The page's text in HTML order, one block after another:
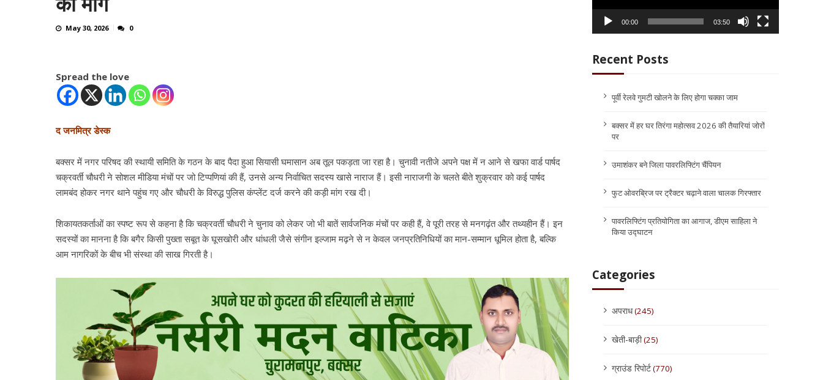
May 30, 2026 0
Spread the love
द जनमित्र डेस्क
बक्सर में नगर परिषद की स्थायी समिति के गठन के बाद पैदा हुआ सियासी घमासान अब तूल पकड़ता जा रहा है। चुनावी नतीजे अपने पक्ष में न आने से खफा वार्ड पार्षद
चक्रवर्ती चौधरी ने सोशल मीडिया मंचों पर जो टिप्पणियां की हैं, उनसे अन्य निर्वाचित सदस्य खासे नाराज हैं। इसी नाराजगी के चलते बीते शुक्रवार को कई पार्षद
लामबंद होकर नगर थाने पहुंच गए और चौधरी के विरुद्ध पुलिस कंप्लेंट दर्ज करने की कड़ी मांग रख दी।
शिकायतकर्ताओं का स्पष्ट रूप से कहना है कि चक्रवर्ती चौधरी ने चुनाव को लेकर जो भी बातें सार्वजनिक मंचों पर कही हैं, वे पूरी तरह से मनगढ़ंत और तथ्यहीन हैं। इन
सदस्यों का मानना है कि बगैर किसी पुख्ता सबूत के घूसखोरी और धांधली जैसे संगीन इल्जाम मढ़ने से न केवल जनप्रतिनिधियों का मान-सम्मान धूमिल होता है, बल्कि
आम नागरिकों के बीच भी संस्था की साख गिरती है।
00:00 03:50
Recent Posts
पूर्वी रेलवे गुमटी खोलने के लिए होगा चक्का जाम
बक्सर में हर घर तिरंगा महोत्सव 2026 की तैयारियां जोरों
पर
उमाशंकर बने जिला पावरलिफ्टिंग चैंपियन
फुट ओवरब्रिज पर ट्रैक्टर चढ़ाने वाला चालक गिरफ्तार
पावरलिफ्टिंग प्रतियोगिता का आगाज, डीएम साहिला ने
किया उद्घाटन
Categories
अपराध(245)
खेती-बाड़ी(25)
ग्राउंड रिपोर्ट(770)